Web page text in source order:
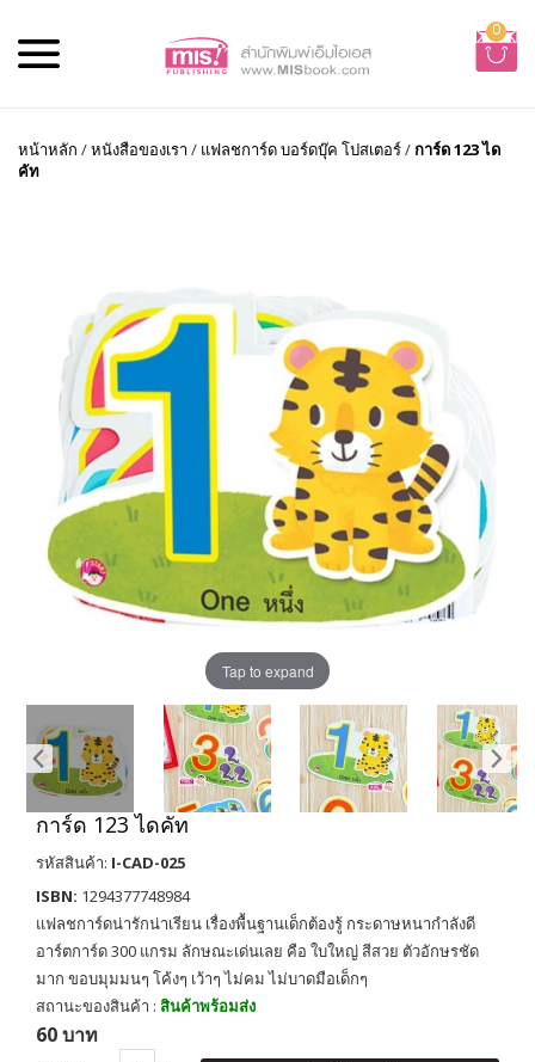
0
หน้าหลัก /หนังสือของเรา / แฟลชการ์ด บอร์ดบุ๊ค โปสเตอร์/การ์ด 123 ได
คัท
Tap to expand
การ์ด 123 ไดคัท
รหัสสินค้า: I-CAD-025
ISBN: 1294377748984
แฟลชการ์ดน่ารักน่าเรียน เรื่องพื้นฐานเด็กต้องรู้ กระดาษหนากำลังดี
อาร์ตการ์ด 300 แกรม ลักษณะเด่นเลย คือ ใบใหญ่ สีสวย ตัวอักษรชัด
มาก ขอบมุมมนๆ โค้งๆ เว้าๆ ไม่คม ไม่บาดมือเด็กๆ
สถานะของสินค้า : สินค้าพร้อมส่ง
60 บาท